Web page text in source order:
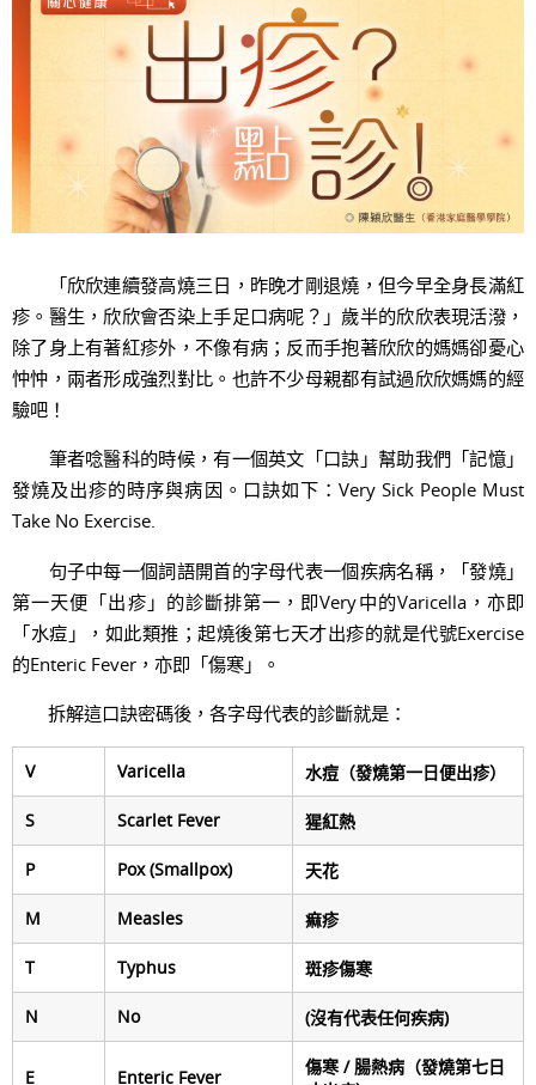
「欣欣連續發高燒三日，昨晚才剛退燒，但今早全身長滿紅
疹。醫生，欣欣會否染上手足口病呢？」歲半的欣欣表現活潑，
除了身上有著紅疹外，不像有病；反而手抱著欣欣的媽媽卻憂心
忡忡，兩者形成強烈對比。也許不少母親都有試過欣欣媽媽的經
驗吧！
筆者唸醫科的時候，有一個英文「口訣」幫助我們「記憶」
發燒及出疹的時序與病因。口訣如下：Very Sick People Must
Take No Exercise.
句子中每一個詞語開首的字母代表一個疾病名稱，「發燒」
第一天便「出疹」的診斷排第一，即Very中的Varicella，亦即
「水痘」，如此類推；起燒後第七天才出疹的就是代號Exercise
的Enteric Fever，亦即「傷寒」。
拆解這口訣密碼後，各字母代表的診斷就是：
V Varicella 水痘（發燒第一日便出疹）
S Scarlet Fever 猩紅熱
P Pox (Smallpox) 天花
M Measles 痲疹
T Typhus 斑疹傷寒
N No (沒有代表任何疾病)
E Enteric Fever
傷寒 / 腸熱病（發燒第七日